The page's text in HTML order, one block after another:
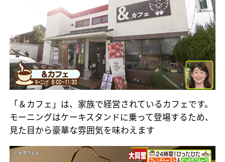
「＆カフェ」は、家族で経営されているカフェです。
モーニングはケーキスタンドに乗って登場するため、
見た目から豪華な雰囲気を味わえます